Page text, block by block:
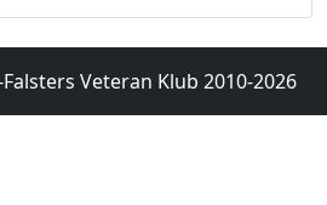
Veteran Klub 2010-2026